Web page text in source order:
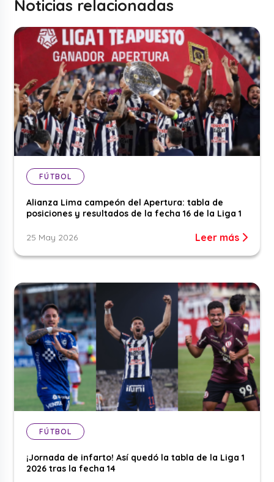
Noticias relacionadas
FÚTBOL
Alianza Lima campeón del Apertura: tabla de
posiciones y resultados de la fecha 16 de la Liga 1
25 May 2026 Leer más
FÚTBOL
¡Jornada de infarto! Así quedó la tabla de la Liga 1
2026 tras la fecha 14